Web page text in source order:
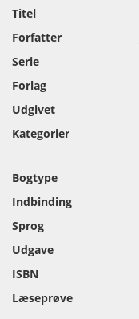
Titel
Forfatter
Serie
Forlag
Udgivet
Kategorier
Bogtype
Indbinding
Sprog
Udgave
ISBN
Læseprøve